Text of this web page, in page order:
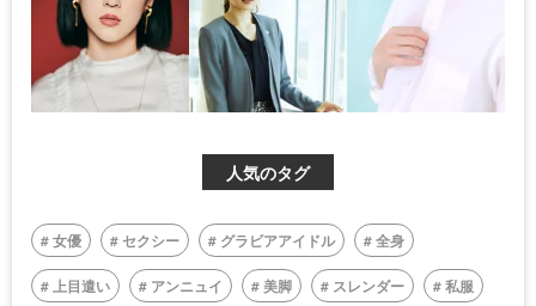
人気のタグ
女優 セクシー グラビアアイドル 全身
上目遣い アンニュイ 美脚 スレンダー 私服